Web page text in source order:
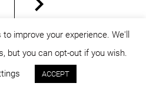
2026
improve your experience. We'll
but you can opt-out if you wish.
ACCEPT